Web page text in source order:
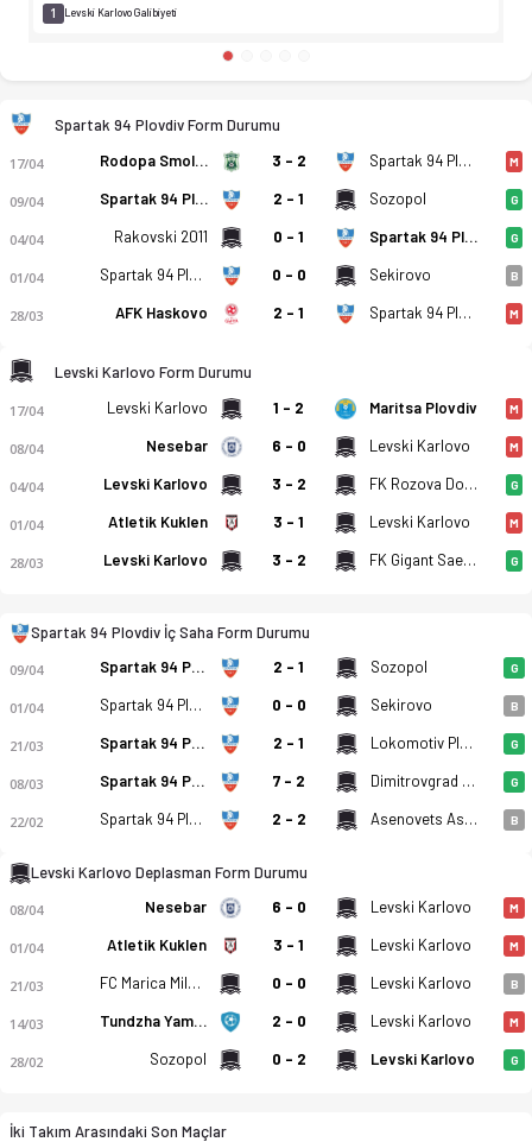
Spartak 94 Plovdiv - Levski Karlovo 1-3 bitti. Gol anları,
1 Levski Karlovo Galibiyeti
Spartak 94 Plovdiv Form Durumu
17/04 Rodopa Smolyan 3 - 2 Spartak 94 Plovdiv M
09/04 Spartak 94 Plovdiv 2 - 1 Sozopol G
04/04 Rakovski 2011 0 - 1 Spartak 94 Plovdiv G
01/04 Spartak 94 Plovdiv 0 - 0 Sekirovo B
28/03 AFK Haskovo 2 - 1 Spartak 94 Plovdiv M
Levski Karlovo Form Durumu
17/04 Levski Karlovo 1 - 2 Maritsa Plovdiv M
08/04 Nesebar 6 - 0 Levski Karlovo M
04/04 Levski Karlovo 3 - 2 FK Rozova Dolina Kazanlak G
01/04 Atletik Kuklen 3 - 1 Levski Karlovo M
28/03 Levski Karlovo 3 - 2 FK Gigant Saedinenie G
Spartak 94 Plovdiv İç Saha Form Durumu
09/04 Spartak 94 Plovdiv 2 - 1 Sozopol G
01/04 Spartak 94 Plovdiv 0 - 0 Sekirovo B
21/03 Spartak 94 Plovdiv 2 - 1 Lokomotiv Plovdiv II G
08/03 Spartak 94 Plovdiv 7 - 2 Dimitrovgrad 1947 G
22/02 Spartak 94 Plovdiv 2 - 2 Asenovets Asenovgrad B
Levski Karlovo Deplasman Form Durumu
08/04 Nesebar 6 - 0 Levski Karlovo M
01/04 Atletik Kuklen 3 - 1 Levski Karlovo M
21/03 FC Marica Milevo 0 - 0 Levski Karlovo B
14/03 Tundzha Yambol 2 - 0 Levski Karlovo M
28/02 Sozopol 0 - 2 Levski Karlovo G
İki Takım Arasındaki Son Maçlar